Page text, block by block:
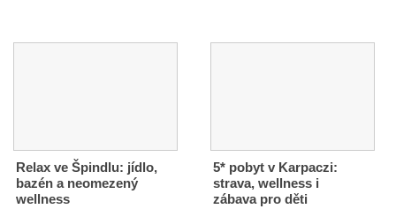
Relax ve Špindlu: jídlo,
bazén a neomezený
wellness
5* pobyt v Karpaczi:
strava, wellness i
zábava pro děti